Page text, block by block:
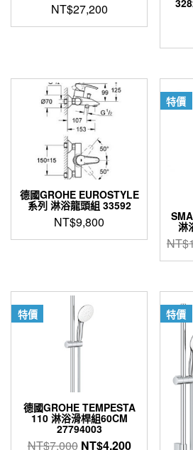
NT$27,200
德國GROHE EUROSTYLE
系列 淋浴龍頭組 33592
NT$9,800
特價
淋
NT$
特價
德國GROHE TEMPESTA
110 淋浴滑桿組60CM
27794003
NT$7,000 原
NT$4,200目
特價